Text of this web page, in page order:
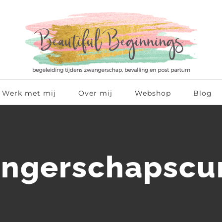
Werk met mij Over mij Webshop Blog